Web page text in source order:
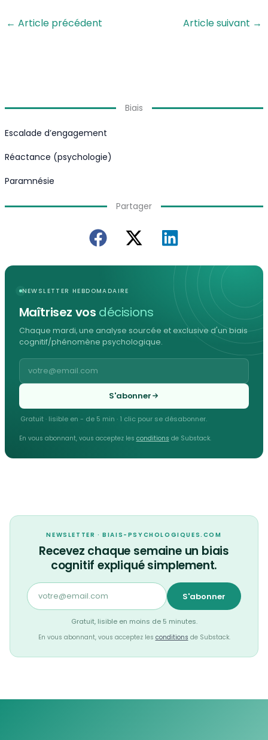
← Article précédent Article suivant →
Biais
Escalade d’engagement
Réactance (psychologie)
Paramnésie
Partager
NEWSLETTER HEBDOMADAIRE
Maîtrisez vos décisions
Chaque mardi, une analyse sourcée et exclusive d'un biais
cognitif/phénomène psychologique.
S'abonner
Gratuit · lisible en - de 5 min · 1 clic pour se désabonner.
En vous abonnant, vous acceptez les conditions de Substack.
NEWSLETTER · BIAIS-PSYCHOLOGIQUES.COM
Recevez chaque semaine un biais
cognitif expliqué simplement.
S'abonner
Gratuit, lisible en moins de 5 minutes.
En vous abonnant, vous acceptez les conditions de Substack.